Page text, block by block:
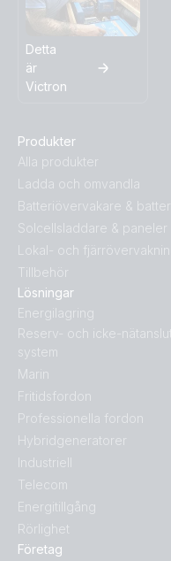
Detta
är
Victron
Produkter
Alla produkter
Ladda och omvandla
Batteriövervakare &
Solcellsladdare & paneler
Lokal- och
Tillbehör
Lösningar
Energilagring
Reserv- och icke-
system
Marin
Fritidsfordon
Professionella fordon
Hybridgeneratorer
Industriell
Telecom
Energitillgång
Rörlighet
Företag